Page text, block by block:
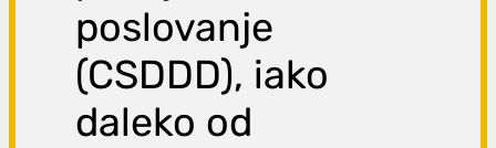
poslovanje
(CSDDD), iako
daleko od